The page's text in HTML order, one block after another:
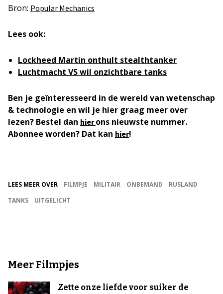
Bron: Popular Mechanics
Lees ook:
Lockheed Martin onthult stealthtanker
Luchtmacht VS wil onzichtbare tanks
Ben je geïnteresseerd in de wereld van wetenschap
& technologie en wil je hier graag meer over
lezen? Bestel dan hierons nieuwste nummer.
Abonnee worden? Dat kan hier!
LEES MEER OVER FILMPJE MILITAIR ONBEMAND
RUSLAND
TANKS
UITGELICHT
Meer Filmpjes
Zette onze liefde voor suiker de